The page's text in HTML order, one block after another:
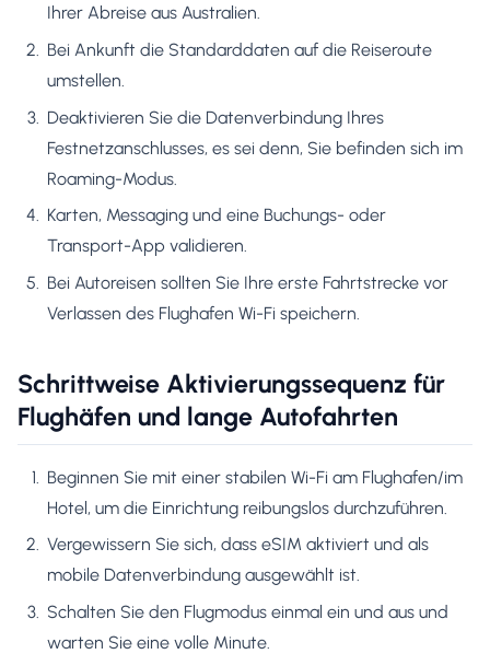
Ihrer Abreise aus Australien.
Bei Ankunft die Standarddaten auf die Reiseroute
umstellen.
Deaktivieren Sie die Datenverbindung Ihres
Festnetzanschlusses, es sei denn, Sie befinden sich im
Roaming-Modus.
Karten, Messaging und eine Buchungs- oder
Transport-App validieren.
Bei Autoreisen sollten Sie Ihre erste Fahrtstrecke vor
Verlassen des Flughafen Wi-Fi speichern.
Schrittweise Aktivierungssequenz für
Flughäfen und lange Autofahrten
Beginnen Sie mit einer stabilen Wi-Fi am Flughafen/im
Hotel, um die Einrichtung reibungslos durchzuführen.
Vergewissern Sie sich, dass eSIM aktiviert und als
mobile Datenverbindung ausgewählt ist.
Schalten Sie den Flugmodus einmal ein und aus und
warten Sie eine volle Minute.